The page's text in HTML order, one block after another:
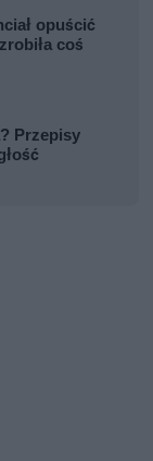
opuścić
coś
Przepisy